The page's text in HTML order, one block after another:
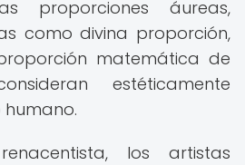
proporciones áureas,
como divina proporción,
matemática de
estéticamente
los artistas